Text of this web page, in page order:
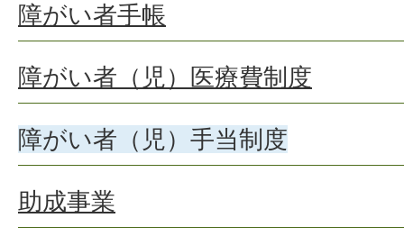
障がい者手帳
障がい者（児）医療費制度
障がい者（児）手当制度
助成事業